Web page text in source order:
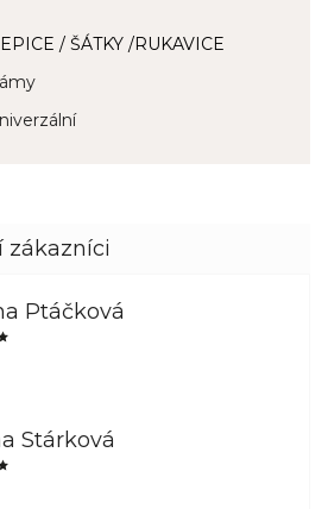
/ ŠÁTKY /RUKAVICE
Ptáčková
Stárková